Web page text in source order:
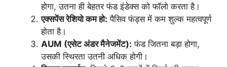
होगा, उतना ही बेहतर फंड इंडेक्स को फॉलो करता है।
एक्सपेंस रेशियो कम हो: पैसिव फंड्स में कम शुल्क महत्वपूर्ण
होता है।
AUM (एसेट अंडर मैनेजमेंट): फंड जितना बड़ा होगा,
उसकी स्थिरता उतनी अधिक होगी।